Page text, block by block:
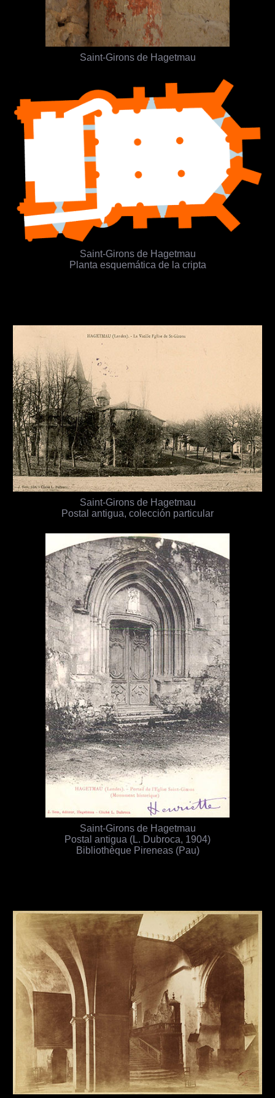
Saint-Girons de Hagetmau
Saint-Girons de Hagetmau
Planta esquemática de la cripta
Saint-Girons de Hagetmau
Postal antigua, colección particular
Saint-Girons de Hagetmau
Postal antigua (L. Dubroca, 1904)
Bibliothèque Pireneas (Pau)